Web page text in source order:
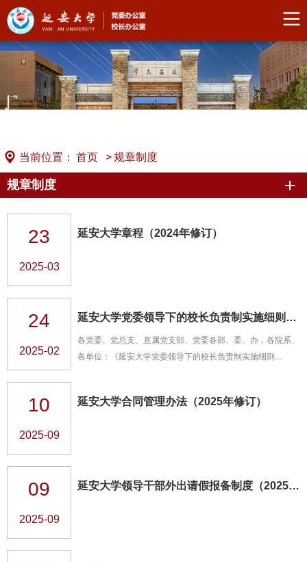
当前位置： 首页 >规章制度
规章制度
23
2025-03
延安大学章程（2024年修订）
24
2025-02
延安大学党委领导下的校长负责制实施细则（2019年修订）
各党委、党总支、直属党支部、党委各部、委、办，各院系、
各单位：《延安大学党委领导下的校长负责制实施细则
10
2025-09
延安大学合同管理办法（2025年修订）
09
2025-09
延安大学领导干部外出请假报备制度（2025年修订）